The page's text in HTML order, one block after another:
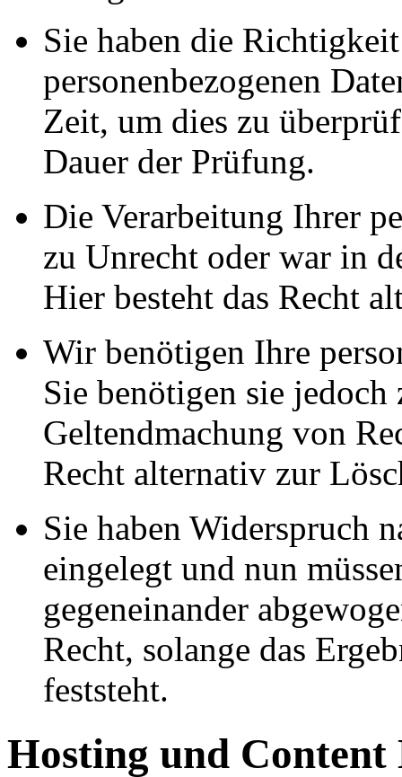
Sie haben die
personenbezogenen
Zeit, um dies zu
Dauer der Prüfung.
Die Verarbeitung Ihrer
zu Unrecht oder war in
Hier besteht das Recht
Wir benötigen Ihre
Sie benötigen sie
Geltendmachung von
Recht alternativ zur
Sie haben Widerspruch
eingelegt und nun
gegeneinander
Recht, solange das
feststeht.
Hosting und